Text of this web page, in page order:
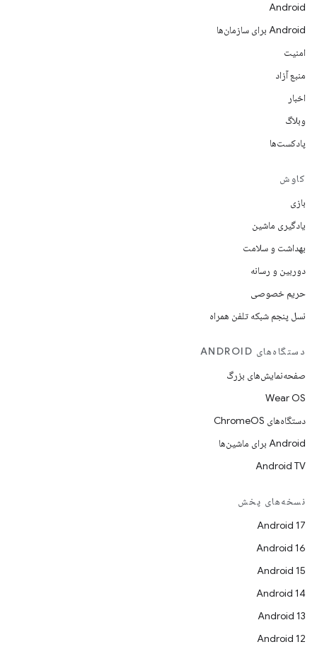
Android
Android برای سازمان‌ها
امنیت
منبع آزاد
اخبار
وبلاگ
پادکست‌ها
کاوش
بازی
یادگیری ماشین
بهداشت و سلامت
دوربین و رسانه
حریم خصوصی
نسل پنجم شبکه تلفن همراه
دستگاه‌های ANDROID
صفحه‌نمایش‌های بزرگ
Wear OS
دستگاه‌های ChromeOS
Android برای ماشین‌ها
Android TV
نسخه‌های پخش
Android 17
Android 16
Android 15
Android 14
Android 13
Android 12